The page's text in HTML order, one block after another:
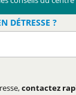
DÉTRESSE ?
contactez